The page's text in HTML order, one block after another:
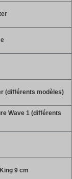
(différents modèles)
Wave 1 (différents
9 cm